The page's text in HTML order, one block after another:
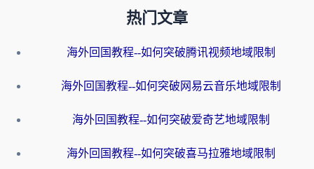
热门文章
海外回国教程--如何突破腾讯视频地域限制
海外回国教程--如何突破网易云音乐地域限制
海外回国教程--如何突破爱奇艺地域限制
海外回国教程--如何突破喜马拉雅地域限制